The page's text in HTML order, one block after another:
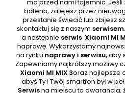
ma przed nami tajemnic.
bateria, zalejesz przez
przestanie świecić lub zbijesz
skontaktuj się z naszym serwisem
a następnie serwis Xiaomi MI
naprawę. Wykorzystamy
na rynku naprawy i serwisu,aby
Zapewniamy najkrótszy możliwy
Xiaomi MI MIX 3oraz najlepsze
abyś Ty i Twój smartfon był w
Serwisna miejscu to gwarancja,